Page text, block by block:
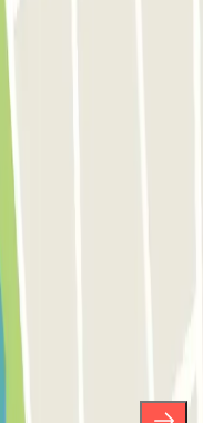
Beauvais
et
concours et